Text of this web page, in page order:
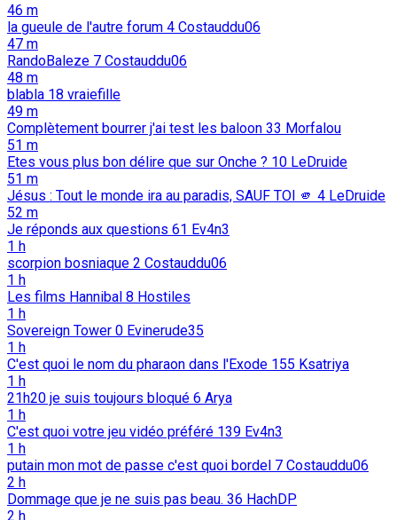
46 m
la gueule de l'autre forum 4 Costauddu06
47 m
RandoBaleze 7 Costauddu06
48 m
blabla 18 vraiefille
49 m
Complètement bourrer j'ai test les baloon 33 Morfalou
51 m
Etes vous plus bon délire que sur Onche ? 10 LeDruide
51 m
Jésus : Tout le monde ira au paradis, SAUF TOI 🫵️ 4 LeDruide
52 m
Je réponds aux questions 61 Ev4n3
1 h
scorpion bosniaque 2 Costauddu06
1 h
Les films Hannibal 8 Hostiles
1 h
Sovereign Tower 0 Evinerude35
1 h
C'est quoi le nom du pharaon dans l'Exode 155 Ksatriya
1 h
21h20 je suis toujours bloqué 6 Arya
1 h
C'est quoi votre jeu vidéo préféré 139 Ev4n3
1 h
putain mon mot de passe c'est quoi bordel 7 Costauddu06
2 h
Dommage que je ne suis pas beau. 36 HachDP
2 h